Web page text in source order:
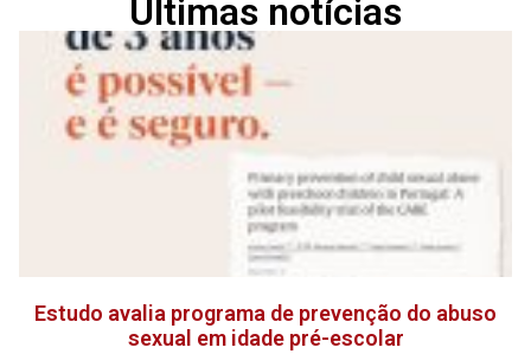
Últimas notícias
Estudo avalia programa de prevenção do abuso
sexual em idade pré-escolar